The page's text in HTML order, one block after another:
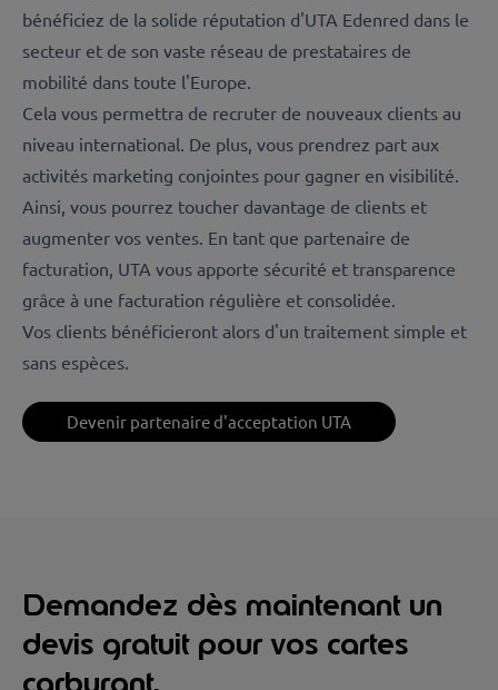
bénéficiez de la solide réputation d'UTA Edenred dans le
secteur et de son vaste réseau de prestataires de
mobilité dans toute l'Europe.
Cela vous permettra de recruter de nouveaux clients au
niveau international. De plus, vous prendrez part aux
activités marketing conjointes pour gagner en visibilité.
Ainsi, vous pourrez toucher davantage de clients et
augmenter vos ventes. En tant que partenaire de
facturation, UTA vous apporte sécurité et transparence
grâce à une facturation régulière et consolidée.
Vos clients bénéficieront alors d'un traitement simple et
sans espèces.
Devenir partenaire d'acceptation UTA
Demandez dès maintenant un
devis gratuit pour vos cartes